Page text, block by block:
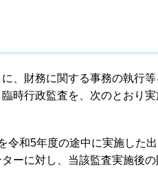
、財務に関する事務の執行
時行政監査を、次のとおり実
和5年度の途中に実施した
ーに対し、当該監査実施後